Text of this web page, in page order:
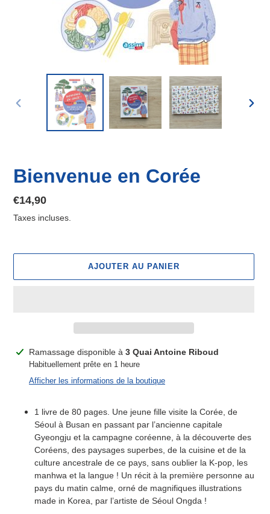
DIAPOSITIVE
PRÉCÉDENTE
Bienvenue en Corée
Prix
normal
€14,90
Taxes incluses.
AJOUTER AU PANIER
Ajout
produit
panier
Ramassage disponible à 3 Quai Antoine Riboud
Habituellement prête en 1 heure
Afficher les informations de la boutique
1 livre de 80 pages. Une jeune fille visite la Corée, de
Séoul à Busan en passant par l’ancienne capitale
Gyeongju et la campagne coréenne, à la découverte des
Coréens, des paysages superbes, de la cuisine et de la
culture ancestrale de ce pays, sans oublier la K-pop, les
manhwa et la langue ! Un récit à la première personne au
pays du matin calme, orné de magnifiques illustrations
made in Korea, par l’artiste de Séoul Ongda !